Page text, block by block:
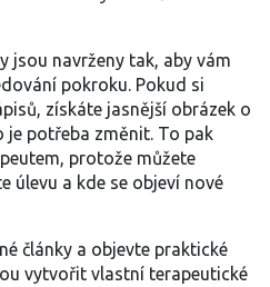
jsou navrženy tak, aby vám
pokroku. Pokud si
získáte jasnější obrázek o
je potřeba změnit. To pak
protože můžete
úlevu a kde se objeví nové
články a objevte praktické
vytvořit vlastní terapeutické